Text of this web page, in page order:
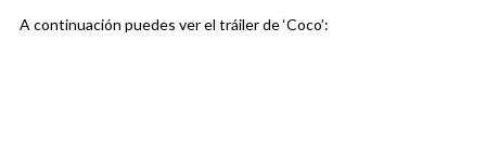
A continuación puedes ver el tráiler de ‘Coco’: